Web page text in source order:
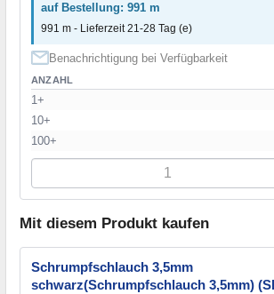
auf Bestellung: 991 m
991 m - Lieferzeit 21-28 Tag (e)
Benachrichtigung bei Verfügbarkeit
ANZAHL
1+
10+
100+
Mit diesem Produkt kaufen
Schrumpfschlauch 3,5mm
schwarz(Schrumpfschlauch 3,5mm)